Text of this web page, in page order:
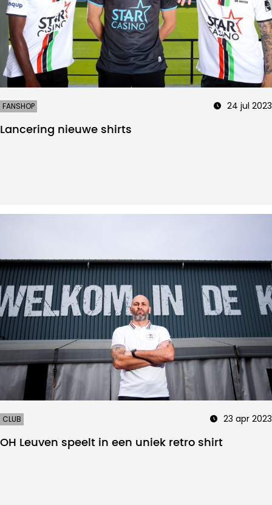
FANSHOP 24 jul 2023
Lancering nieuwe shirts
CLUB 23 apr 2023
OH Leuven speelt in een uniek retro shirt